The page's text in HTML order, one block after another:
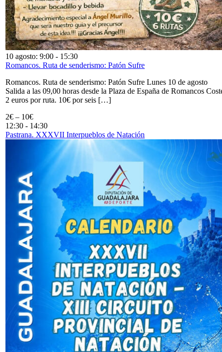
10 agosto: 9:00 - 15:30
Romancos. Ruta de senderismo: Patón Sufre
Romancos. Ruta de senderismo: Patón Sufre Lunes 10 de agosto
Salida a las 09,00 horas desde la Plaza de España de Romancos
2 euros por ruta. 10€ por seis […]
2€ – 10€
12:30 - 14:30
Pastrana. XXXVII Interpueblos de Natación